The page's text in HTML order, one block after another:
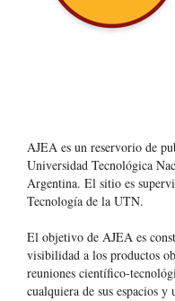
AJEA es un reservorio de
Universidad Tecnológica
Argentina. El sitio es
Tecnología de la UTN.
El objetivo de AJEA es
visibilidad a los productos
reuniones científico-
cualquiera de sus espacios y